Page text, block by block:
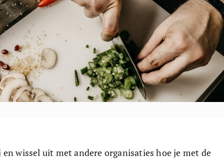
en wissel uit met andere organisaties hoe je met de